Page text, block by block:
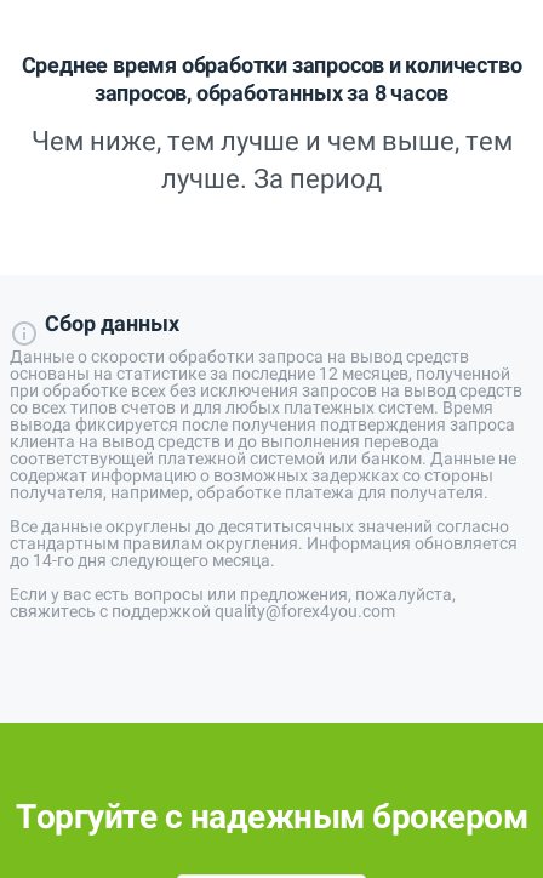
Среднее время обработки запросов и количество
запросов, обработанных за 8 часов
Чем ниже, тем лучше и чем выше, тем
лучше. За период
Сбор данных
Данные о скорости обработки запроса на вывод средств
основаны на статистике за последние 12 месяцев, полученной
при обработке всех без исключения запросов на вывод средств
со всех типов счетов и для любых платежных систем. Время
вывода фиксируется после получения подтверждения запроса
клиента на вывод средств и до выполнения перевода
соответствующей платежной системой или банком. Данные не
содержат информацию о возможных задержках со стороны
получателя, например, обработке платежа для получателя.
Все данные округлены до десятитысячных значений согласно
стандартным правилам округления. Информация обновляется
до 14-го дня следующего месяца.
Если у вас есть вопросы или предложения, пожалуйста,
свяжитесь с поддержкой quality@forex4you.com
Торгуйте с надежным брокером